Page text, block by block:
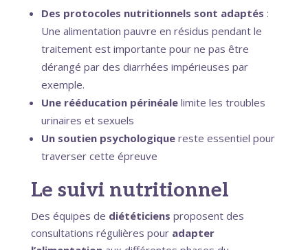
Des protocoles nutritionnels sont adaptés :
Une alimentation pauvre en résidus pendant le
traitement est importante pour ne pas être
dérangé par des diarrhées impérieuses par
exemple.
Une rééducation périnéalelimite les troubles
urinaires et sexuels
Un soutien psychologiquereste essentiel pour
traverser cette épreuve
Le suivi nutritionnel
Des équipes de diététiciens proposent des
consultations régulières pour adapter